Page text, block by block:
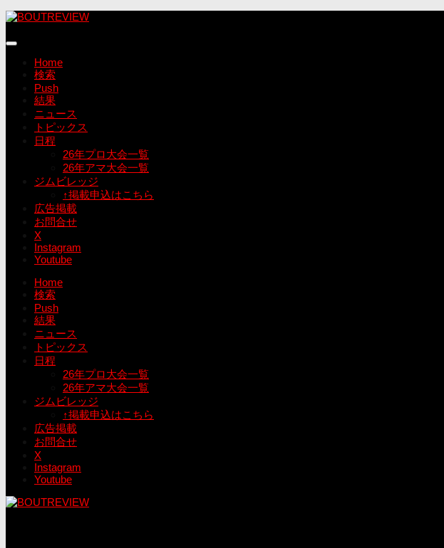
コ
テ
Home
検索
Push
結果
ニュース
トピックス
日程
26年プロ大会一覧
26年アマ大会一覧
ジムビレッジ
↑掲載申込はこちら
広告掲載
お問合せ
X
Instagram
Youtube
Home
検索
Push
結果
ニュース
トピックス
日程
26年プロ大会一覧
26年アマ大会一覧
ジムビレッジ
↑掲載申込はこちら
広告掲載
お問合せ
X
Instagram
Youtube